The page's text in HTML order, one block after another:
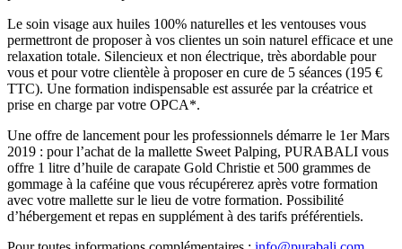
Le soin visage aux huiles 100% naturelles et les ventouses vous
permettront de proposer à vos clientes un soin naturel efficace et une
relaxation totale. Silencieux et non électrique, très abordable pour
vous et pour votre clientèle à proposer en cure de 5 séances (195 €
TTC). Une formation indispensable est assurée par la créatrice et
prise en charge par votre OPCA*.
Une offre de lancement pour les professionnels démarre le 1er Mars
2019 : pour l’achat de la mallette Sweet Palping, PURABALI vous
offre 1 litre d’huile de carapate Gold Christie et 500 grammes de
gommage à la caféine que vous récupérerez après votre formation
avec votre mallette sur le lieu de votre formation. Possibilité
d’hébergement et repas en supplément à des tarifs préférentiels.